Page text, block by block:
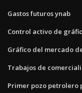
Gastos futuros ynab
Control activo de
Gráfico del mercado
Trabajos de
Primer pozo petrolero